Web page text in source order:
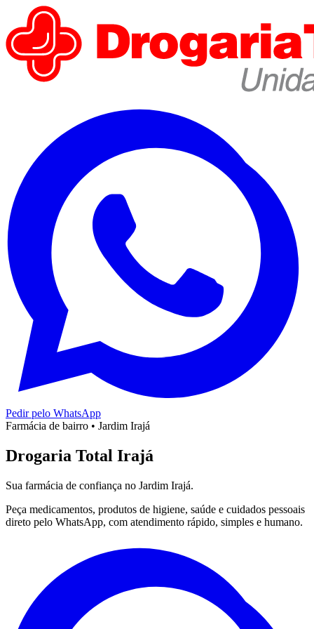
Pedir pelo WhatsApp
Farmácia de bairro • Jardim Irajá
Drogaria Total Irajá
Sua farmácia de confiança no Jardim Irajá.
Peça medicamentos, produtos de higiene, saúde e cuidados pessoais
direto pelo WhatsApp, com atendimento rápido, simples e humano.